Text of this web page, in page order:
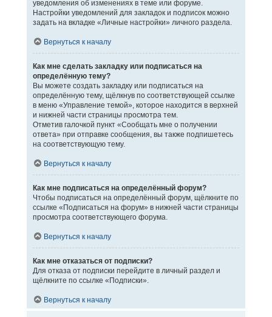
уведомления об изменениях в теме или форуме.
Настройки уведомлений для закладок и подписок можно
задать на вкладке «Личные настройки» личного раздела.
Вернуться к началу
Как мне сделать закладку или подписаться на
определённую тему?
Вы можете создать закладку или подписаться на
определённую тему, щёлкнув по соответствующей ссылке
в меню «Управление темой», которое находится в верхней
и нижней части страницы просмотра тем.
Отметив галочкой пункт «Сообщать мне о получении
ответа» при отправке сообщения, вы также подпишетесь
на соответствующую тему.
Вернуться к началу
Как мне подписаться на определённый форум?
Чтобы подписаться на определённый форум, щёлкните по
ссылке «Подписаться на форум» в нижней части страницы
просмотра соответствующего форума.
Вернуться к началу
Как мне отказаться от подписки?
Для отказа от подписки перейдите в личный раздел и
щёлкните по ссылке «Подписки».
Вернуться к началу